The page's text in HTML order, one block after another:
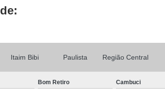
Itaim Bibi Paulista Região Central
Bom Retiro Cambuci